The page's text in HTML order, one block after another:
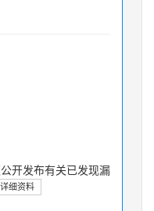
开发布有关已发现漏
细资料